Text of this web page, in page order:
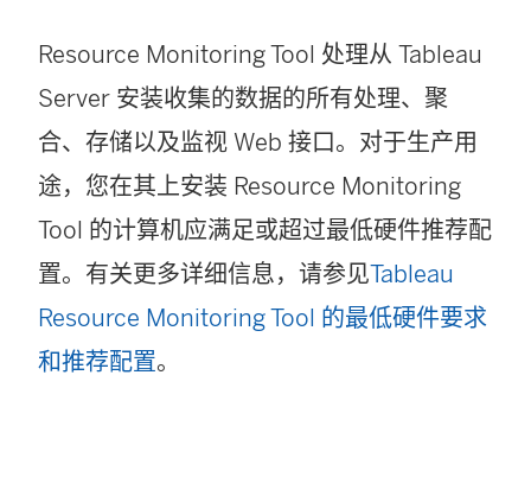
Resource Monitoring Tool 处理从 Tableau
Server 安装收集的数据的所有处理、聚
合、存储以及监视 Web 接口。对于生产用
途，您在其上安装 Resource Monitoring
Tool 的计算机应满足或超过最低硬件推荐配
置。有关更多详细信息，请参见Tableau
Resource Monitoring Tool 的最低硬件要求
和推荐配置。